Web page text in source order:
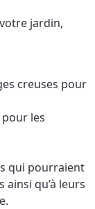
jardin,
creuses pour
les
qui pourraient
ainsi qu’à leurs